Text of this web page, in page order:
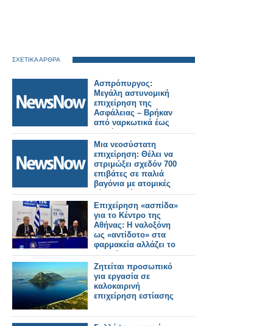
ΣΧΕΤΙΚΑ ΑΡΘΡΑ
Ασπρόπυργος:
Μεγάλη αστυνομική
επιχείρηση της
Ασφάλειας – Βρήκαν
από ναρκωτικά έως
υλικό του ΟΣΕ
Μια νεοσύστατη
επιχείρηση: Θέλει να
στριμώξει σχεδόν 700
επιβάτες σε παλιά
βαγόνια με ατομικές
μίνι καμπίνες για να
μειώσει την τιμή!
Επιχείρηση «ασπίδα»
για το Κέντρο της
Αθήνας: Η ναλοξόνη
ως «αντίδοτο» στα
φαρμακεία αλλάζει το
παιχνίδι
Ζητείται προσωπικό
για εργασία σε
καλοκαιρινή
επιχείρηση εστίασης